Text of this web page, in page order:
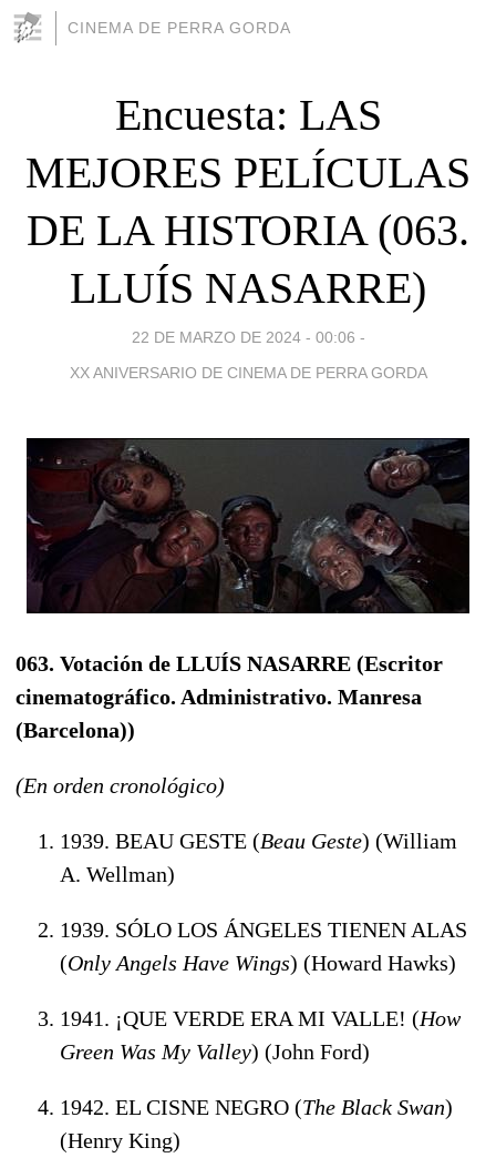
CINEMA DE PERRA GORDA
Encuesta: LAS
MEJORES PELÍCULAS
DE LA HISTORIA (063.
LLUÍS NASARRE)
22 DE MARZO DE 2024 - 00:06 -
XX ANIVERSARIO DE CINEMA DE PERRA GORDA
063. Votación de LLUÍS NASARRE (Escritor
cinematográfico. Administrativo. Manresa
(Barcelona))
(En orden cronológico)
1939. BEAU GESTE (Beau Geste) (William
A. Wellman)
1939. SÓLO LOS ÁNGELES TIENEN ALAS
(Only Angels Have Wings) (Howard Hawks)
1941. ¡QUE VERDE ERA MI VALLE! (How
Green Was My Valley) (John Ford)
1942. EL CISNE NEGRO (The Black Swan)
(Henry King)